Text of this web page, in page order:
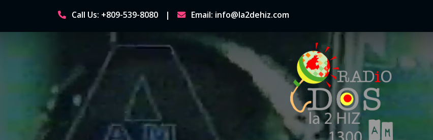
content
Call Us: +809-539-8080 Email: info@la2dehiz.com